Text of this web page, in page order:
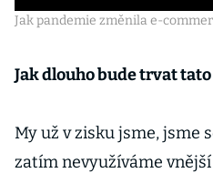
Jak pandemie změnila e-
Jak dlouho bude trvat
My už v zisku jsme, jsme
zatím nevyužíváme